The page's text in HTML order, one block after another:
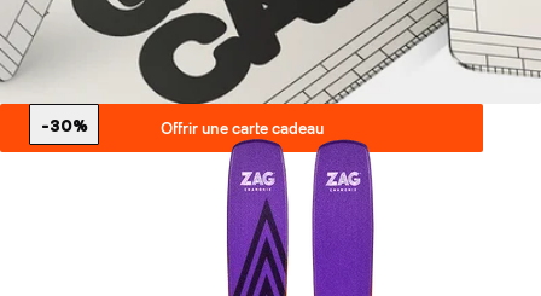
Offrir une carte cadeau
-30%